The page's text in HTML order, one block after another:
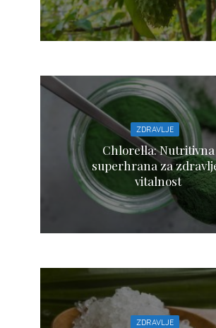
ZDRAVLJE
Chlorella: Nutritivna
superhrana za
vitalnost
ZDRAVLJE